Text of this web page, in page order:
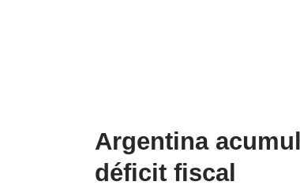
Argentina
déficit fiscal